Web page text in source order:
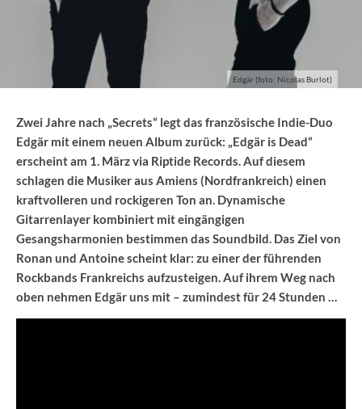
Edgär (foto: Nicolas Burlot)
Zwei Jahre nach „Secrets“ legt das französische Indie-Duo
Edgär mit einem neuen Album zurück: „Edgär is Dead“
erscheint am 1. März via Riptide Records. Auf diesem
schlagen die Musiker aus Amiens (Nordfrankreich) einen
kraftvolleren und rockigeren Ton an. Dynamische
Gitarrenlayer kombiniert mit eingängigen
Gesangsharmonien bestimmen das Soundbild. Das Ziel von
Ronan und Antoine scheint klar: zu einer der führenden
Rockbands Frankreichs aufzusteigen. Auf ihrem Weg nach
oben nehmen Edgär uns mit – zumindest für 24 Stunden …